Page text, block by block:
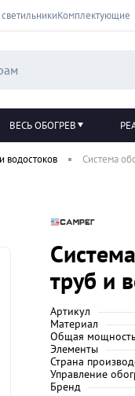
Комплектующие
ВЕСЬ ОБОГРЕВ
водостоков Система
труб и
Артикул
Материал
Общая
Элементы
Страна
Управление
Бренд